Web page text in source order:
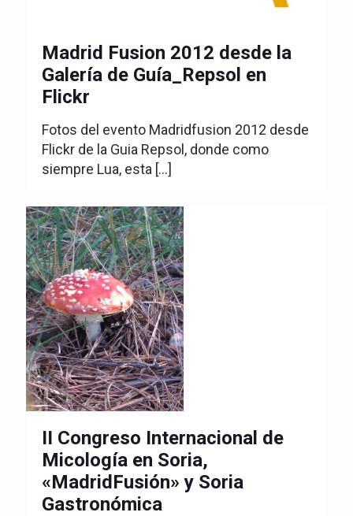
Madrid Fusion 2012 desde la
Galería de Guía_Repsol en
Flickr
Fotos del evento Madridfusion 2012 desde
Flickr de la Guia Repsol, donde como
siempre Lua, esta […]
II Congreso Internacional de
Micología en Soria,
«MadridFusión» y Soria
Gastronómica